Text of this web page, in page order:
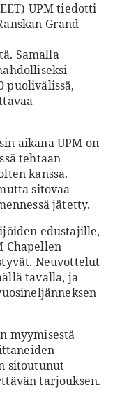
UPM tiedotti
Grand-
Samalla
puolivälissä,
aikana UPM on
tehtaan
kanssa.
sitovaa
jätetty.
edustajille,
Chapellen
Neuvottelut
tavalla, ja
myymisestä
sitoutunut
tarjouksen.